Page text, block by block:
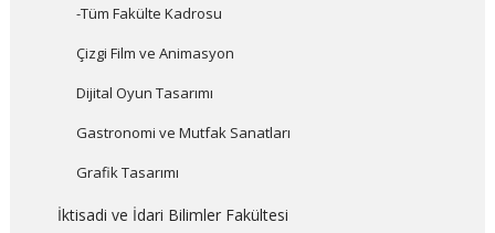
-Tüm Fakülte Kadrosu
Çizgi Film ve Animasyon
Dijital Oyun Tasarımı
Gastronomi ve Mutfak Sanatları
Grafik Tasarımı
İktisadi ve İdari Bilimler Fakültesi